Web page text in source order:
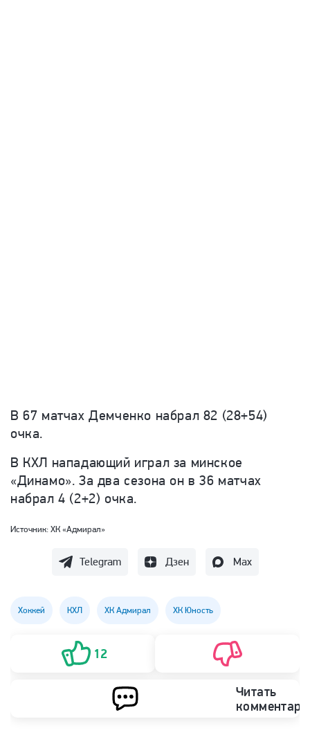
В 67 матчах Демченко набрал 82 (28+54)
очка.
В КХЛ нападающий играл за минское
«Динамо». За два сезона он в 36 матчах
набрал 4 (2+2) очка.
Источник: ХК «Адмирал»
Telegram Дзен Max
Хоккей КХЛ ХК Адмирал ХК Юность
12
Читать